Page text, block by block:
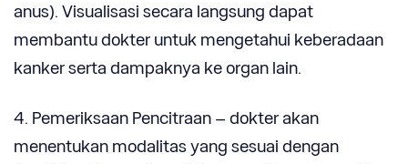
anus). Visualisasi secara langsung dapat
membantu dokter untuk mengetahui keberadaan
kanker serta dampaknya ke organ lain.
4. Pemeriksaan Pencitraan – dokter akan
menentukan modalitas yang sesuai dengan